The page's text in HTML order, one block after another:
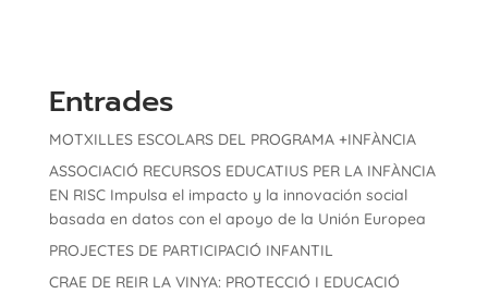
Entrades
MOTXILLES ESCOLARS DEL PROGRAMA +INFÀNCIA
ASSOCIACIÓ RECURSOS EDUCATIUS PER LA INFÀNCIA
EN RISC Impulsa el impacto y la innovación social
basada en datos con el apoyo de la Unión Europea
PROJECTES DE PARTICIPACIÓ INFANTIL
CRAE DE REIR LA VINYA: PROTECCIÓ I EDUCACIÓ